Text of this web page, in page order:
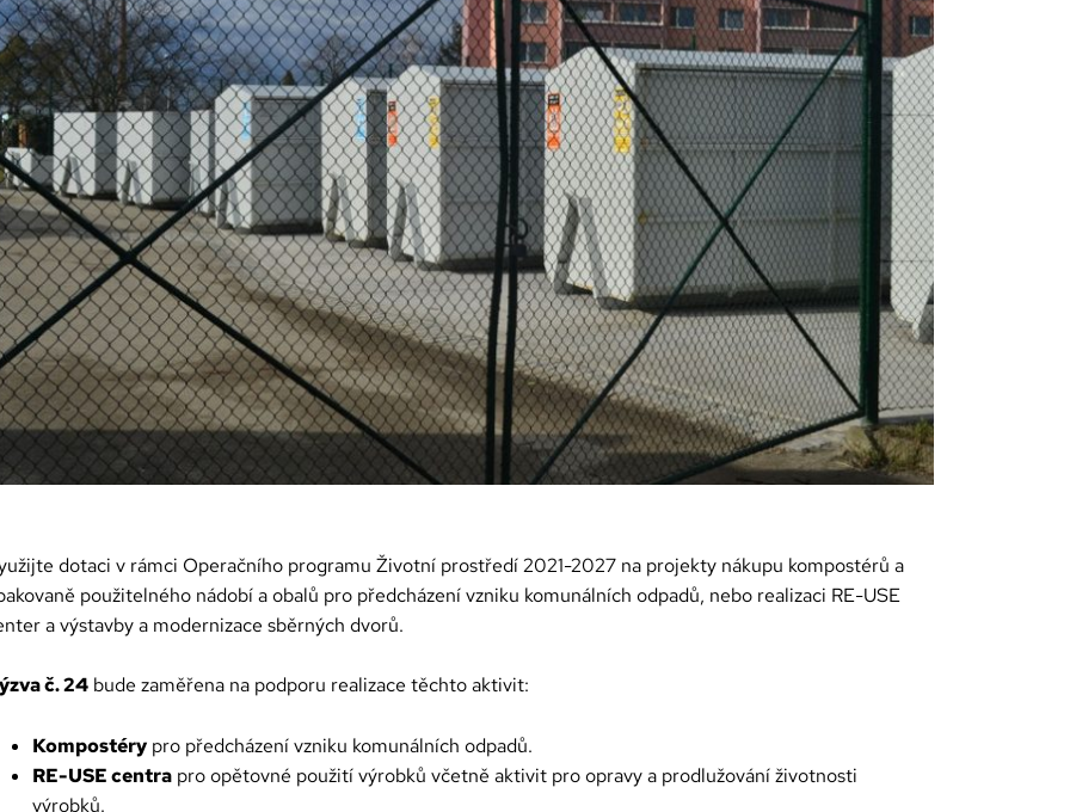
dotaci v rámci Operačního programu Životní prostředí 2021-2027 na projekty nákupu kompostérů a
použitelného nádobí a obalů pro předcházení vzniku komunálních odpadů, nebo realizaci RE-USE
a výstavby a modernizace sběrných dvorů.
č. 24 bude zaměřena na podporu realizace těchto aktivit:
Kompostéry pro předcházení vzniku komunálních odpadů.
RE-USE centra pro opětovné použití výrobků včetně aktivit pro opravy a prodlužování životnosti
výrobků.